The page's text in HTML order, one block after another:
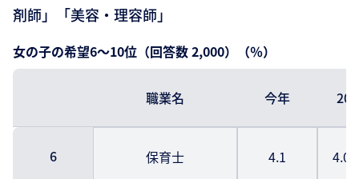
剤師」「美容・理容師」
女の子の希望6～10位（回答数 2,000）（％）
職業名 今年
6 保育士 4.1 4.0